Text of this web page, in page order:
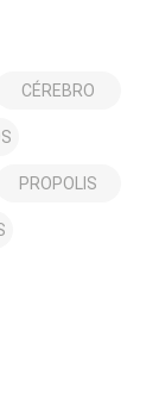
CÉREBRO
PROPOLIS